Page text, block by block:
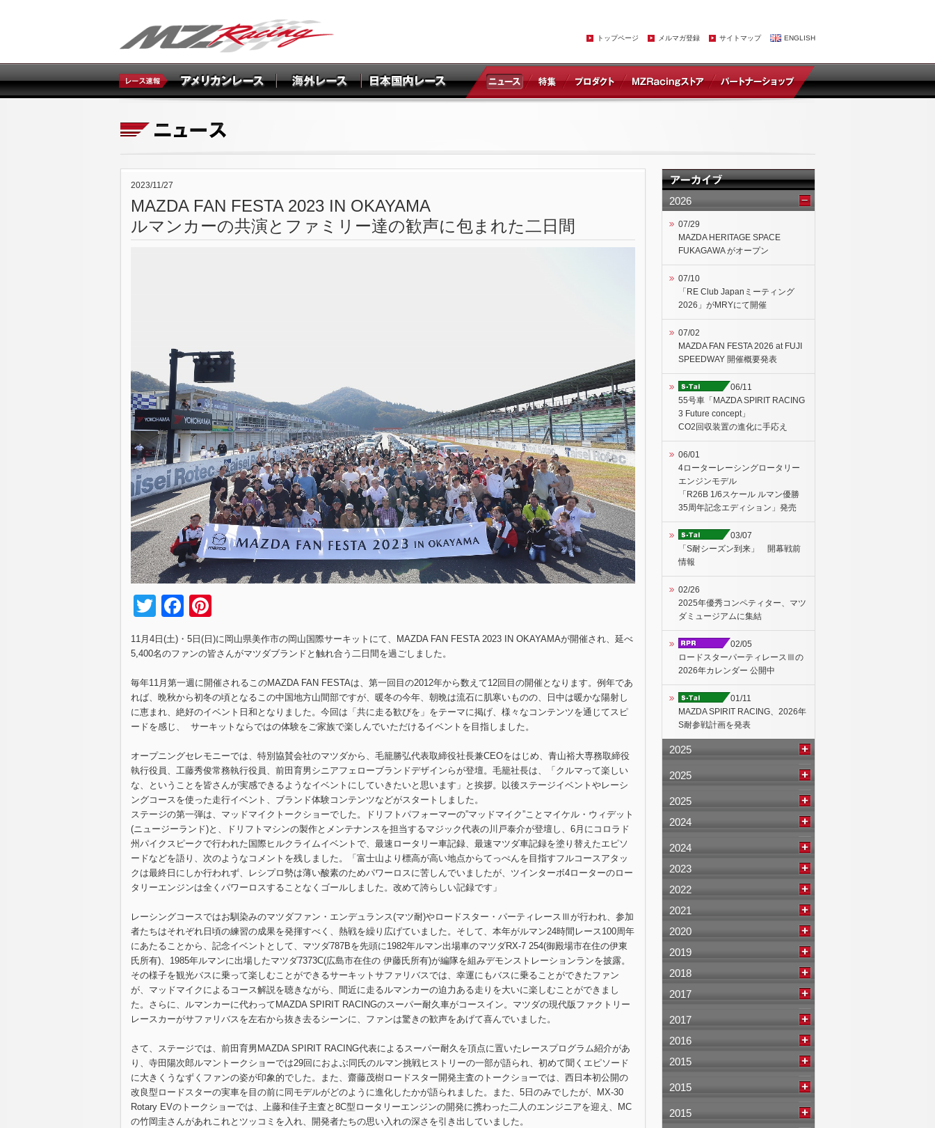
トップページ メルマガ登録 サイトマップ ENGLISH
2023/11/27
MAZDA FAN FESTA 2023 IN OKAYAMA
ルマンカーの共演とファミリー達の歓声に包まれた二日間
TwitterFacebook
11月4日(土)・5日(日)に岡山県美作市の岡山国際サーキットにて、MAZDA FAN FESTA 2023 IN OKAYAMAが開催され、延べ
5,400名のファンの皆さんがマツダブランドと触れ合う二日間を過ごしました。
毎年11月第一週に開催されるこのMAZDA FAN FESTAは、第一回目の2012年から数えて12回目の開催となります。例年であ
れば、晩秋から初冬の頃となるこの中国地方山間部ですが、暖冬の今年、朝晩は流石に肌寒いものの、日中は暖かな陽射し
に恵まれ、絶好のイベント日和となりました。今回は「共に走る歓びを」をテーマに掲げ、様々なコンテンツを通じてスピ
ードを感じ、 サーキットならではの体験をご家族で楽しんでいただけるイベントを目指しました。
オープニングセレモニーでは、特別協賛会社のマツダから、毛籠勝弘代表取締役社長兼CEOをはじめ、青山裕大専務取締役
執行役員、工藤秀俊常務執行役員、前田育男シニアフェローブランドデザインらが登壇。毛籠社長は、「クルマって楽しい
な、ということを皆さんが実感できるようなイベントにしていきたいと思います」と挨拶。以後ステージイベントやレーシ
ングコースを使った走行イベント、ブランド体験コンテンツなどがスタートしました。
ステージの第一弾は、マッドマイクトークショーでした。ドリフトパフォーマーの”マッドマイク”ことマイケル・ウィデット
(ニュージーランド)と、ドリフトマシンの製作とメンテナンスを担当するマジック代表の川戸泰介が登壇し、6月にコロラド
州パイクスピークで行われた国際ヒルクライムイベントで、最速ロータリー車記録、最速マツダ車記録を塗り替えたエピソ
ードなどを語り、次のようなコメントを残しました。「富士山より標高が高い地点からてっぺんを目指すフルコースアタッ
クは最終日にしか行われず、レシプロ勢は薄い酸素のためパワーロスに苦しんでいましたが、ツインターボ4ローターのロー
タリーエンジンは全くパワーロスすることなくゴールしました。改めて誇らしい記録です」
レーシングコースではお馴染みのマツダファン・エンデュランス(マツ耐)やロードスター・パーティレースⅢが行われ、参加
者たちはそれぞれ日頃の練習の成果を発揮すべく、熱戦を繰り広げていました。そして、本年がルマン24時間レース100周年
にあたることから、記念イベントとして、マツダ787Bを先頭に1982年ルマン出場車のマツダRX-7 254(御殿場市在住の伊東
氏所有)、1985年ルマンに出場したマツダ7373C(広島市在住の 伊藤氏所有)が編隊を組みデモンストレーションランを披露。
その様子を観光バスに乗って楽しむことができるサーキットサファリバスでは、幸運にもバスに乗ることができたファン
が、マッドマイクによるコース解説を聴きながら、間近に走るルマンカーの迫力ある走りを大いに楽しむことができまし
た。さらに、ルマンカーに代わってMAZDA SPIRIT RACINGのスーパー耐久車がコースイン。マツダの現代版ファクトリー
レースカーがサファリバスを左右から抜き去るシーンに、ファンは驚きの歓声をあげて喜んでいました。
さて、ステージでは、前田育男MAZDA SPIRIT RACING代表によるスーパー耐久を頂点に置いたレースプログラム紹介があ
り、寺田陽次郎ルマントークショーでは29回におよぶ同氏のルマン挑戦ヒストリーの一部が語られ、初めて聞くエピソード
に大きくうなずくファンの姿が印象的でした。また、齋藤茂樹ロードスター開発主査のトークショーでは、西日本初公開の
改良型ロードスターの実車を目の前に同モデルがどのように進化したかが語られました。また、5日のみでしたが、MX-30
Rotary EVのトークショーでは、上藤和佳子主査と8C型ロータリーエンジンの開発に携わった二人のエンジニアを迎え、MC
の竹岡圭さんがあれこれとツッコミを入れ、開発者たちの思い入れの深さを引き出していました。
2026
07/29
MAZDA HERITAGE SPACE
FUKAGAWA がオープン
07/10
「RE Club Japanミーティング
2026」がMRYにて開催
07/02
MAZDA FAN FESTA 2026 at FUJI
SPEEDWAY 開催概要発表
06/11
55号車「MAZDA SPIRIT RACING
3 Future concept」
CO2回収装置の進化に手応え
06/01
4ローターレーシングロータリー
エンジンモデル
「R26B 1/6スケール ルマン優勝
35周年記念エディション」発売
03/07
「S耐シーズン到来」 開幕戦前
情報
02/26
2025年優秀コンペティター、マツ
ダミュージアムに集結
02/05
ロードスターパーティレースⅢの
2026年カレンダー 公開中
01/11
MAZDA SPIRIT RACING、2026年
S耐参戦計画を発表
2025
2025
2025
2024
2024
2023
2022
2021
2020
2019
2018
2017
2017
2016
2015
2015
2015